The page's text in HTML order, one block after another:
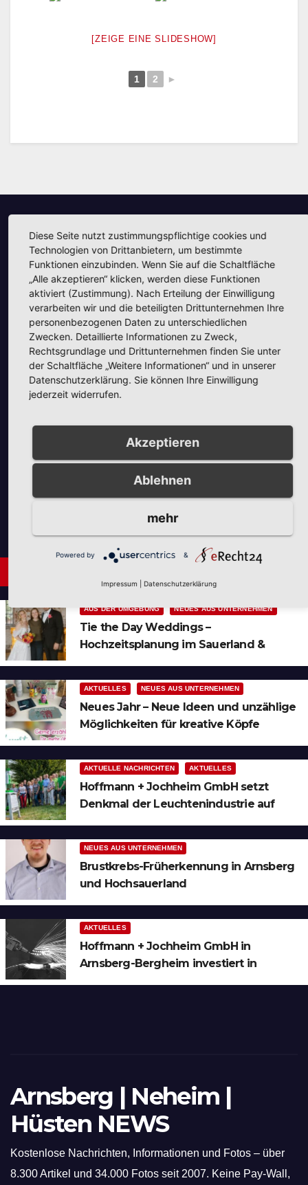
[ZEIGE EINE SLIDESHOW]
1 2 ►
Unsere Partner
Unsere Partner
Unsere Partner
AUS DER UMGEBUNG NEUES AUS UNTERNEHMEN
Tie the Day Weddings –
Hochzeitsplanung im Sauerland &
AKTUELLES NEUES AUS UNTERNEHMEN
Neues Jahr – Neue Ideen und unzählige
Möglichkeiten für kreative Köpfe
AKTUELLE NACHRICHTEN AKTUELLES
Hoffmann + Jochheim GmbH setzt
Denkmal der Leuchtenindustrie auf
NEUES AUS UNTERNEHMEN
Brustkrebs-Früherkennung in Arnsberg
und Hochsauerland
AKTUELLES
Hoffmann + Jochheim GmbH in
Arnsberg-Bergheim investiert in
Arnsberg | Neheim |
Hüsten NEWS
Kostenlose Nachrichten, Informationen und Fotos – über
8.300 Artikel und 34.000 Fotos seit 2007. Keine Pay-Wall,
Diese Seite nutzt zustimmungspflichtige cookies und
Technologien von Drittanbietern, um bestimmte
Funktionen einzubinden. Wenn Sie auf die Schaltfläche
„Alle akzeptieren“ klicken, werden diese Funktionen
aktiviert (Zustimmung). Nach Erteilung der Einwilligung
verarbeiten wir und die beteiligten Drittunternehmen Ihre
personenbezogenen Daten zu unterschiedlichen
Zwecken. Detaillierte Informationen zu Zweck,
Rechtsgrundlage und Drittunternehmen finden Sie unter
der Schaltfläche „Weitere Informationen“ und in unserer
Datenschutzerklärung. Sie können Ihre Einwilligung
jederzeit widerrufen.
Akzeptieren
Ablehnen
mehr
Powered by &
Impressum Datenschutzerklärung